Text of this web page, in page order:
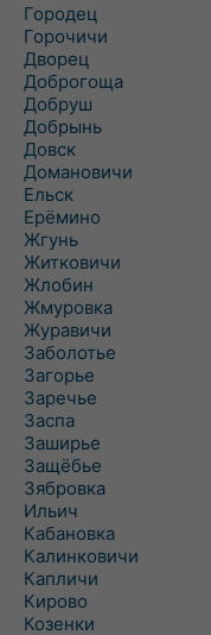
Городец
Горочичи
Дворец
Доброгоща
Добруш
Добрынь
Довск
Домановичи
Ельск
Ерёмино
Жгунь
Житковичи
Жлобин
Жмуровка
Журавичи
Заболотье
Загорье
Заречье
Заспа
Заширье
Защёбье
Зябровка
Ильич
Кабановка
Калинковичи
Капличи
Кирово
Козенки